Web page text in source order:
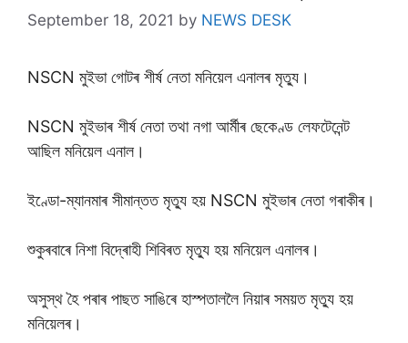
September 18, 2021 by NEWS DESK
NSCN মুইভা গোটৰ শীৰ্ষ নেতা মনিয়েল এনালৰ মৃত্যু।
NSCN মুইভাৰ শীৰ্ষ নেতা তথা নগা আৰ্মীৰ ছেকেণ্ড লেফটেনেন্ট
আছিল মনিয়েল এনাল।
ইণ্ডো-ম্যানমাৰ সীমান্তত মৃত্যু হয় NSCN মুইভাৰ নেতা গৰাকীৰ।
শুকুৰবাৰে নিশা বিদ্ৰোহী শিবিৰত মৃত্যু হয় মনিয়েল এনালৰ।
অসুস্থ হৈ পৰাৰ পাছত সাঙিৰে হাস্পতাললৈ নিয়াৰ সময়ত মৃত্যু হয়
মনিয়েলৰ।